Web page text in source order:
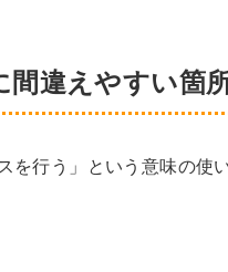
違えやすい箇
を行う」という意味の使